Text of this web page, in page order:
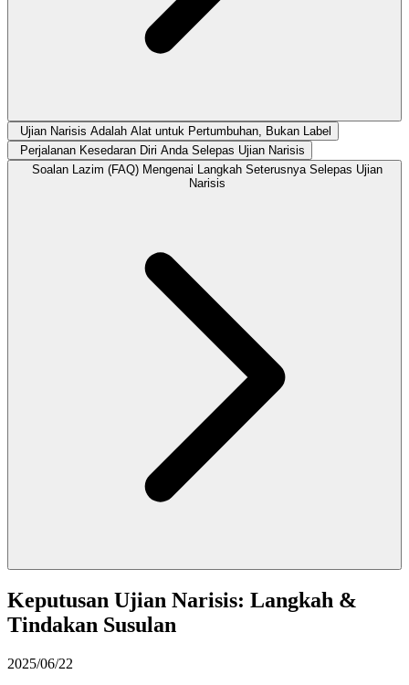
Ujian Narisis Adalah Alat untuk Pertumbuhan, Bukan Label
Perjalanan Kesedaran Diri Anda Selepas Ujian Narisis
Soalan Lazim (FAQ) Mengenai Langkah Seterusnya Selepas Ujian
Narisis
Keputusan Ujian Narisis: Langkah &
Tindakan Susulan
2025/06/22